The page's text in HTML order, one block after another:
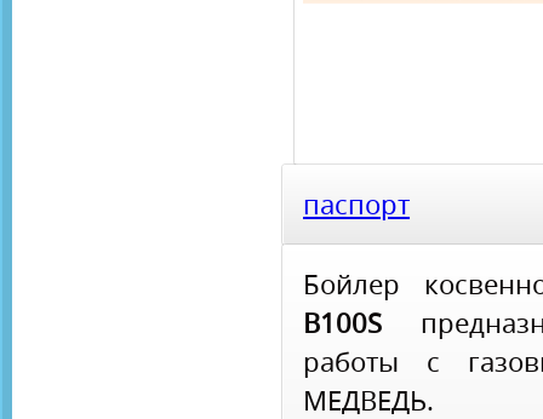
паспорт
Бойлер
B100S
работы с
МЕДВЕДЬ.